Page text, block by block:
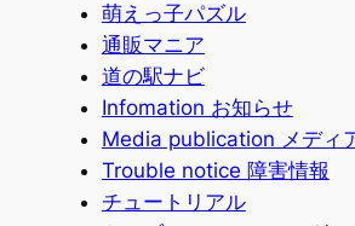
萌えっ子パズル
通販マニア
道の駅ナビ
Infomation お知らせ
Media publication メディ
Trouble notice 障害情報
チュートリアル